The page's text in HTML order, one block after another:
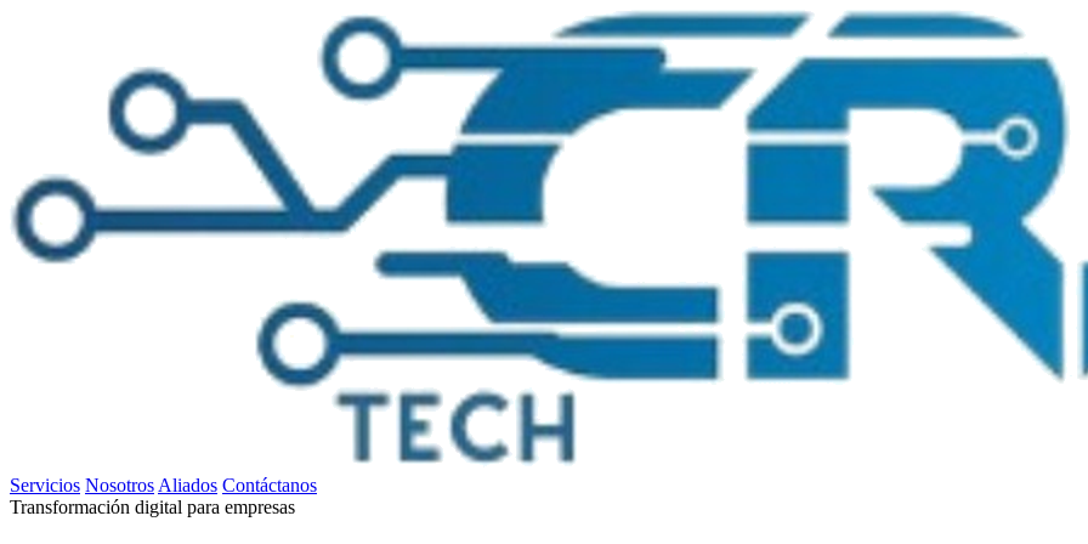
Servicios Nosotros Aliados Contáctanos
Transformación digital para empresas